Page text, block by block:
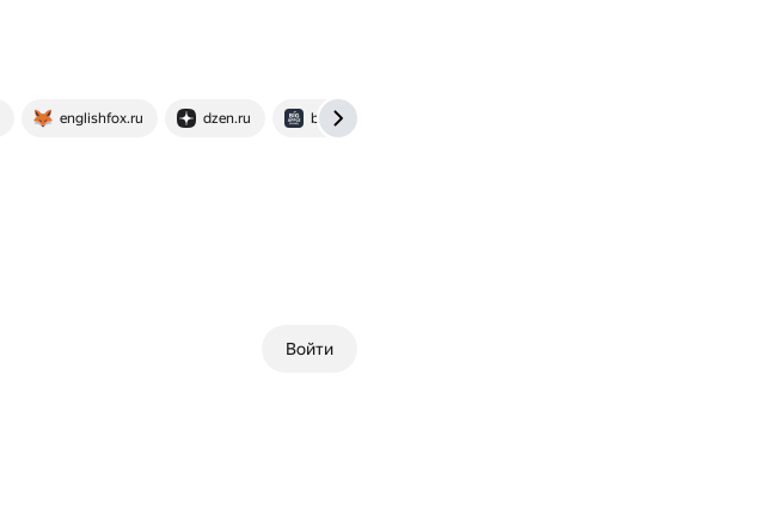
englishfox.ru dzen.ru bigappleschool.com
Войти